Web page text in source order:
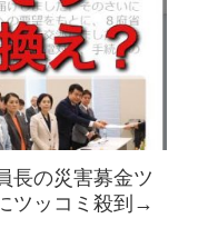
長の災害募金ツ
ツッコミ殺到→